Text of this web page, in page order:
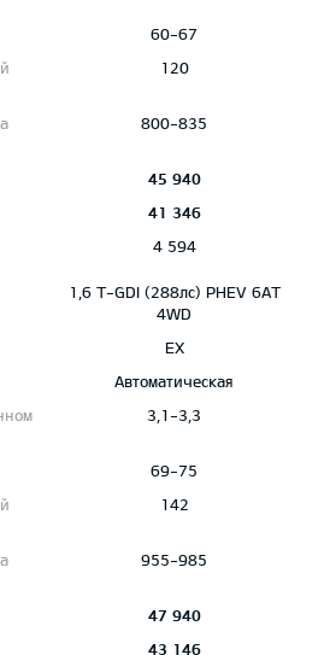
60-67
120
800-835
45 940
41 346
4 594
1,6 T-GDI (288лс) PHEV 6AT
4WD
EX
Автоматическая
3,1-3,3
69-75
142
955-985
47 940
43 146